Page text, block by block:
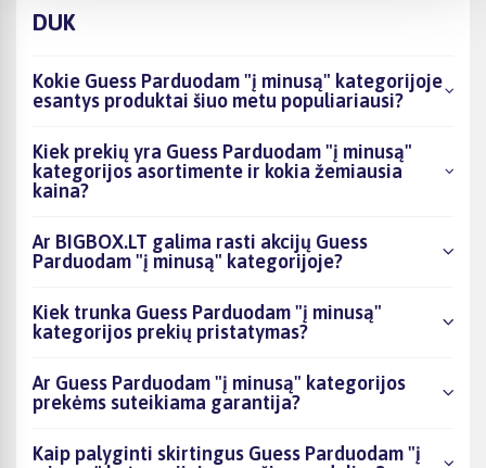
DUK
Kokie Guess Parduodam "į minusą" kategorijoje
esantys produktai šiuo metu populiariausi?
Kiek prekių yra Guess Parduodam "į minusą"
kategorijos asortimente ir kokia žemiausia
kaina?
Ar BIGBOX.LT galima rasti akcijų Guess
Parduodam "į minusą" kategorijoje?
Kiek trunka Guess Parduodam "į minusą"
kategorijos prekių pristatymas?
Ar Guess Parduodam "į minusą" kategorijos
prekėms suteikiama garantija?
Kaip palyginti skirtingus Guess Parduodam "į